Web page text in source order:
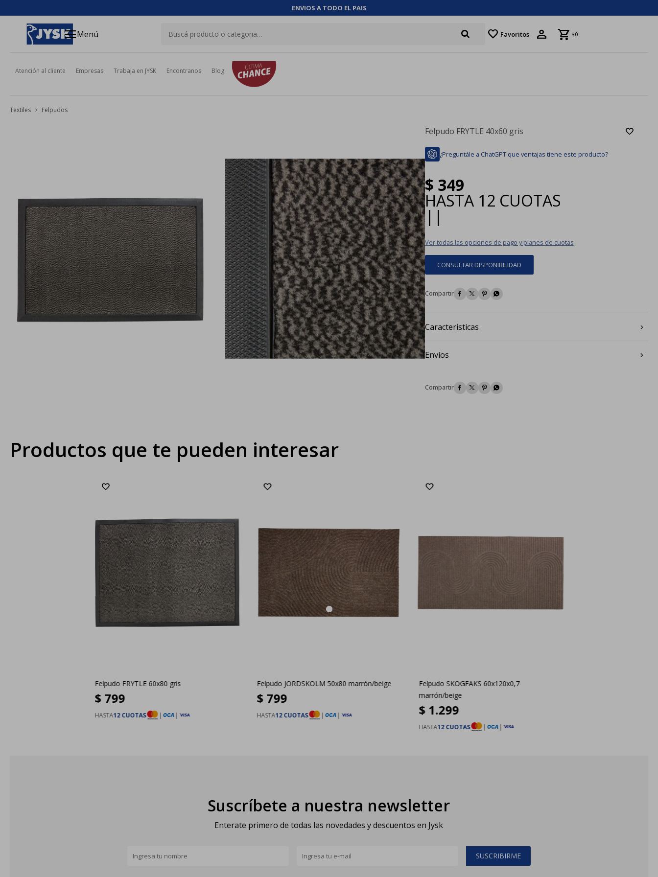
ENVIOS A TODO EL PAIS
menuMenú favorite Favoritos $0
Atención al cliente Empresas Trabaja en JYSK Encontranos Blog
Textiles Felpudos
Felpudo FRYTLE 40x60 gris
¿Preguntále a ChatGPT que ventajas tiene este producto?
$ 349
HASTA 12 CUOTAS
| |
Ver todas las opciones de pago y planes de cuotas
CONSULTAR DISPONIBILIDAD
   
Caracteristicas
Envíos
   
Productos que te pueden interesar
Felpudo FRYTLE 60x80 gris
$ 799
HASTA12 CUOTAS | |
Felpudo JORDSKOLM 50x80 marrón/beige
$ 799
HASTA12 CUOTAS | |
Felpudo SKOGFAKS 60x120x0,7
marrón/beige
$ 1.299
HASTA12 CUOTAS | |
Suscríbete a nuestra newsletter
Enterate primero de todas las novedades y descuentos en Jysk
SUSCRIBIRME
close